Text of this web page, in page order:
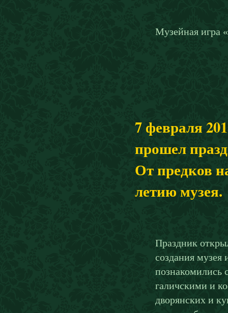
Музейная игра
7 февраля
прошел
От предков
летию музея.
Праздник
создания музея
познакомились
галичскими и
дворянских и